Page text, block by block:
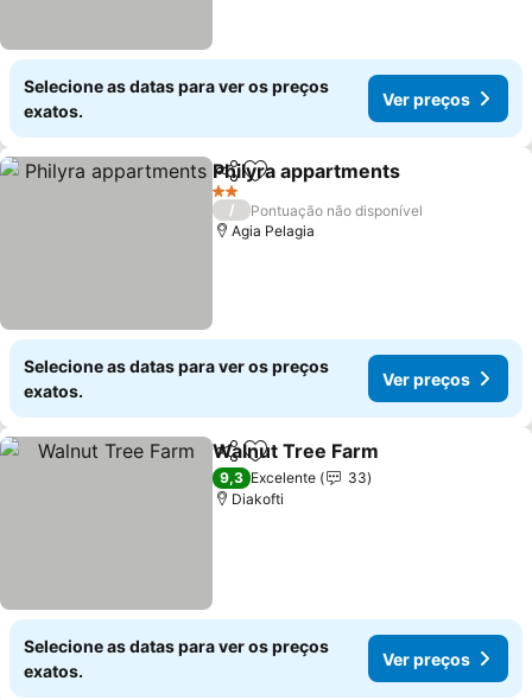
Selecione as datas para ver os preços
exatos.
Ver preços
PartilharAdicionar aos favoritos
Philyra appartments
2 Estrelas
/
Pontuação não disponível
Agia Pelagia
Selecione as datas para ver os preços
exatos.
Ver preços
PartilharAdicionar aos favoritos
Walnut Tree Farm
9,3 Excelente
33
Diakofti
Selecione as datas para ver os preços
exatos.
Ver preços